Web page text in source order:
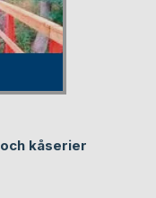
kåserier